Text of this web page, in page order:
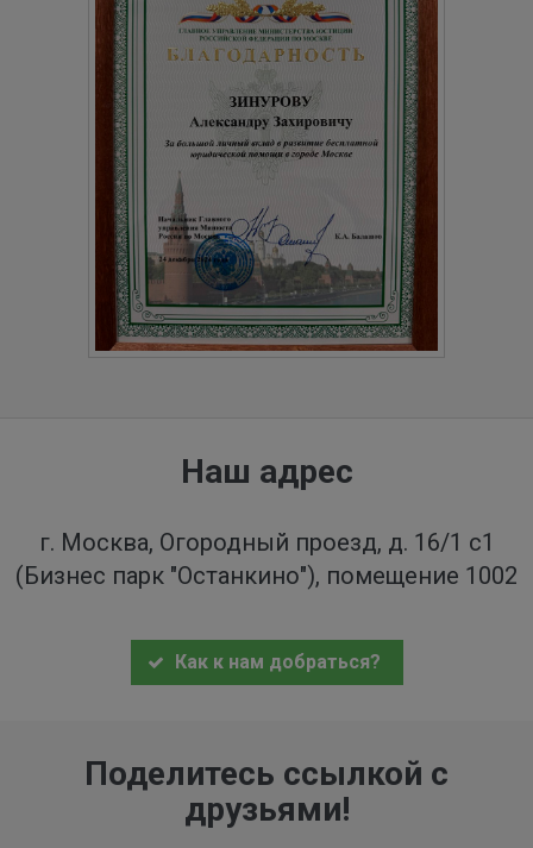
Наш адрес
г. Москва, Огородный проезд, д. 16/1 с1
(Бизнес парк "Останкино"), помещение 1002
Как к нам добраться?
Поделитесь ссылкой с
друзьями!